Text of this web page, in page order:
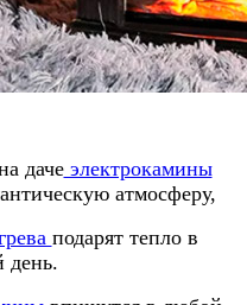
дачеэлектрокамины
атмосферу,
подарят тепло в
день.